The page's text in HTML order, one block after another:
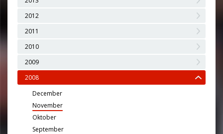
2012
2011
2010
2009
2008
December
November
Oktober
September